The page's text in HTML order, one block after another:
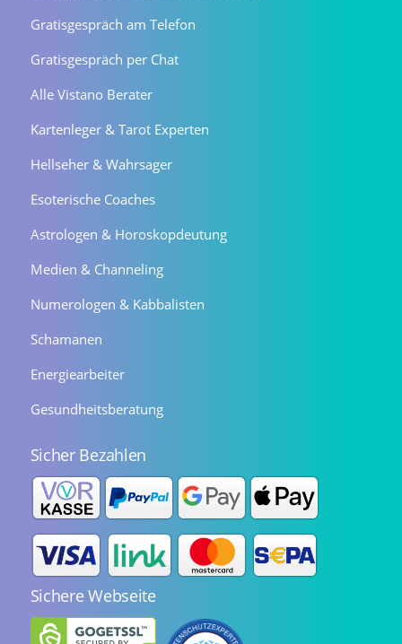
Gratisgespräch am Telefon
Gratisgespräch per Chat
Alle Vistano Berater
Kartenleger & Tarot Experten
Hellseher & Wahrsager
Esoterische Coaches
Astrologen & Horoskopdeutung
Medien & Channeling
Numerologen & Kabbalisten
Schamanen
Energiearbeiter
Gesundheitsberatung
Sicher Bezahlen
Sichere Webseite